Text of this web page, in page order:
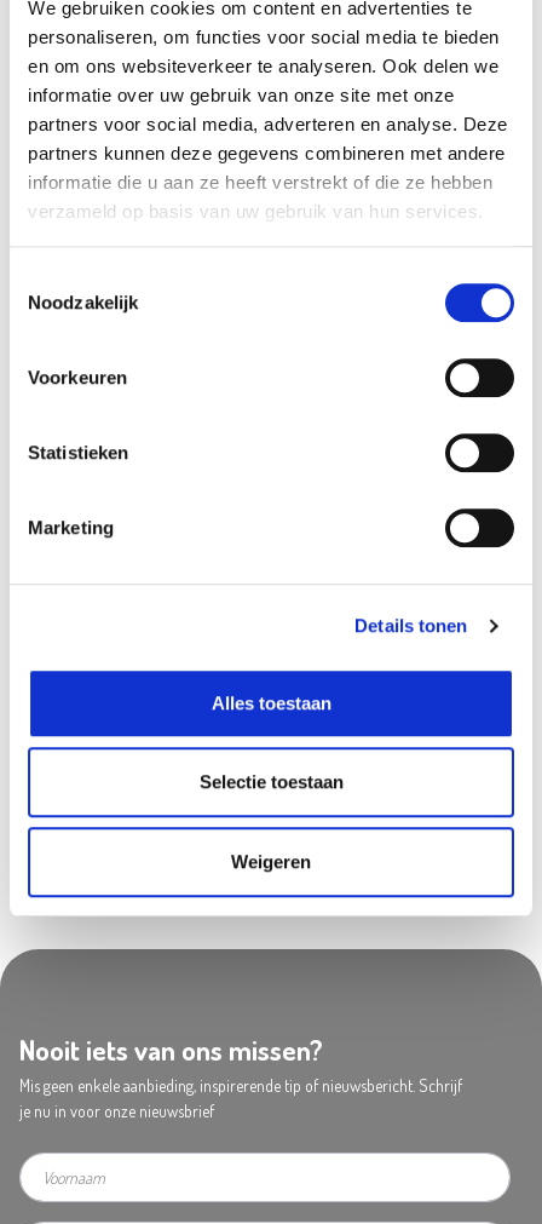
We gebruiken cookies om content en advertenties te
personaliseren, om functies voor social media te bieden
en om ons websiteverkeer te analyseren. Ook delen we
informatie over uw gebruik van onze site met onze
partners voor social media, adverteren en analyse. Deze
partners kunnen deze gegevens combineren met andere
informatie die u aan ze heeft verstrekt of die ze hebben
verzameld op basis van uw gebruik van hun services.
Noodzakelijk
Voorkeuren
Statistieken
Marketing
Details tonen
Alles toestaan
Selectie toestaan
Weigeren
Diameter (cm):
Material:
Kunststof
Artikel nummer:
356910
Aarschot
Ekeren
Frameries
In stock
In stock
Saint-Georges
In stock
Nooit iets van ons missen?
Mis geen enkele aanbieding, inspirerende tip of nieuwsbericht. Schrijf
je nu in voor onze nieuwsbrief